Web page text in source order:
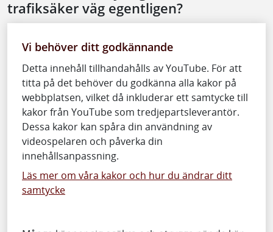
trafiksäker väg egentligen?
Vi behöver ditt godkännande
Detta innehåll tillhandahålls av YouTube. För att
titta på det behöver du godkänna alla kakor på
webbplatsen, vilket då inkluderar ett samtycke till
kakor från YouTube som tredjepartsleverantör.
Dessa kakor kan spåra din användning av
videospelaren och påverka din
innehållsanpassning.
Läs mer om våra kakor och hur du ändrar ditt
samtycke